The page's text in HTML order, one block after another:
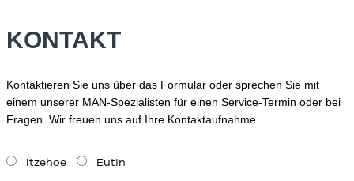
KONTAKT
Kontaktieren Sie uns über das Formular oder sprechen Sie mit
einem unserer MAN-Spezialisten für einen Service-Termin oder bei
Fragen. Wir freuen uns auf Ihre Kontaktaufnahme.
Itzehoe Eutin
lasse dieses Feld leer.